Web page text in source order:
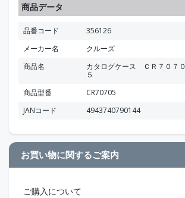
商品データ
品番コード
356126
メーカー名
クルーズ
商品名
カタログケース ＣＲ７０７０
５
商品型番
CR70705
JANコード
4943740790144
お買い物に関するご案内
ご購入について